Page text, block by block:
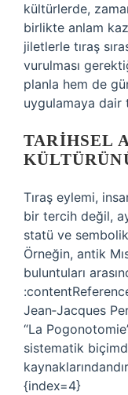
kültürlerde,
birlikte anlam
jiletlerle tıraş
vurulması
planla hem de
uygulamaya dair
TARIHSEL
Tıraş eylemi,
bir tercih değil,
statü ve
Örneğin, antik
buluntuları
Jean‑Jacques
“La
sistematik
{index=4}